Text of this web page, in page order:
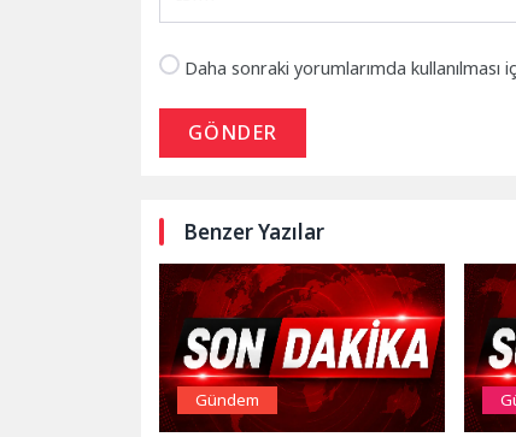
Daha sonraki yorumlarımda
GÖNDER
Benzer Yazılar
Gündem